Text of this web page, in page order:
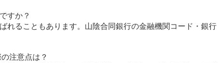
すか？
れることもあります。山陰合同銀行の金融機関コード・銀行
注意点は？